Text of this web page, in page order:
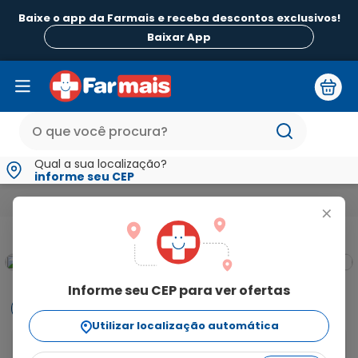
Baixe o app da Farmais e receba descontos exclusivos!
Baixar App
Qual a sua localização?
informe seu CEP
+
Informe seu CEP para ver ofertas
Utilizar localização automática
Multivitamínico
Informações
Indicação: Myrafer está indicado em caso de anemia